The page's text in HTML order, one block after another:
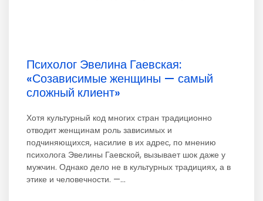
Психолог Эвелина Гаевская:
«Созависимые женщины — самый
сложный клиент»
Хотя культурный код многих стран традиционно
отводит женщинам роль зависимых и
подчиняющихся, насилие в их адрес, по мнению
психолога Эвелины Гаевской, вызывает шок даже у
мужчин. Однако дело не в культурных традициях, а в
этике и человечности. —...